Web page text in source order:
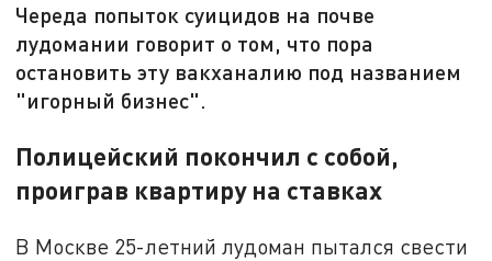
Череда попыток суицидов на почве
лудомании говорит о том, что пора
остановить эту вакханалию под названием
"игорный бизнес".
Полицейский покончил с собой,
проиграв квартиру на ставках
В Москве 25-летний лудоман пытался свести